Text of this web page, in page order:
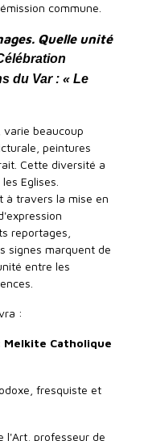
commune.
Quelle unité
du Var : « Le
beaucoup
peintures
Cette diversité a
Eglises.
à travers la mise en
reportages,
signes marquent de
entre les
:
Melkite Catholique
fresquiste et
l'Art, professeur de